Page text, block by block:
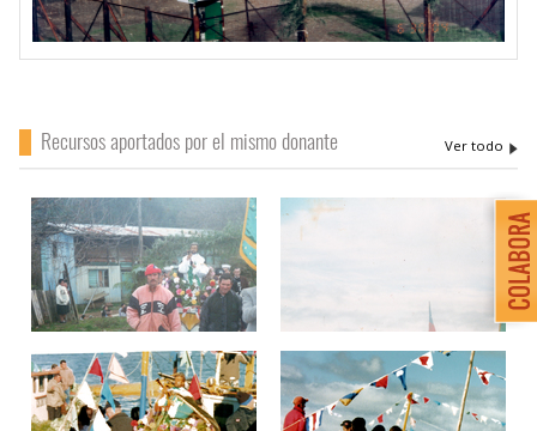
Recursos aportados por el mismo donante